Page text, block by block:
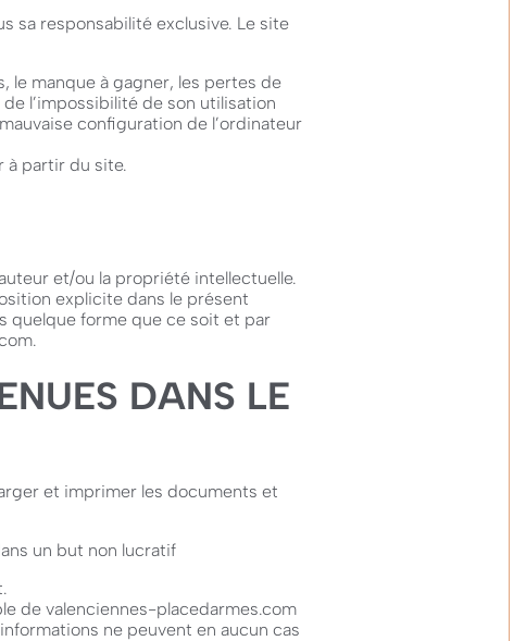
sa responsabilité exclusive. Le site
manque à gagner, les pertes de
l’impossibilité de son utilisation
configuration de l’ordinateur
à partir du site.
et/ou la propriété intellectuelle.
explicite dans le présent
quelque forme que ce soit et par
DANS LE
et imprimer les documents et
un but non lucratif
de valenciennes-placedarmes.com
ne peuvent en aucun cas